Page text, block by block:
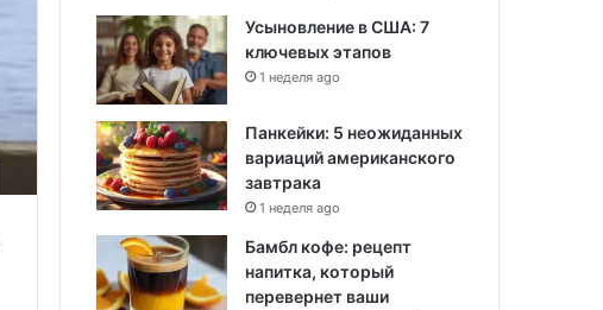
Усыновление в США: 7
ключевых этапов
1 неделя ago
Панкейки: 5 неожиданных
вариаций американского
завтрака
1 неделя ago
Бамбл кофе: рецепт
напитка, который
перевернет ваши